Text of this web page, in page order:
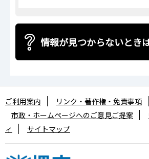
情報が見つからないとき
ご利用案内 リンク・著作権・免責事項
市政・ホームページへのご意見ご提案
ィ
サイトマップ